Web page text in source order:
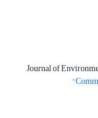
Journal of